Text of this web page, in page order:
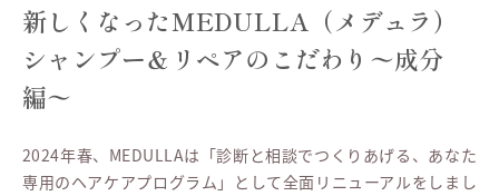
新しくなったMEDULLA（メデュラ）
シャンプー＆リペアのこだわり〜成分
編〜
2024年春、MEDULLAは「診断と相談でつくりあげる、あなた
専用のヘアケアプログラム」として全面リニューアルをしまし